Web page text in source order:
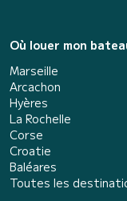
Où louer mon
Marseille
Arcachon
Hyères
La Rochelle
Corse
Croatie
Baléares
Toutes les